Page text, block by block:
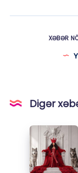
XƏBƏR
Digər
Dilarə
Kazımova
beynəlxalq
filmdə